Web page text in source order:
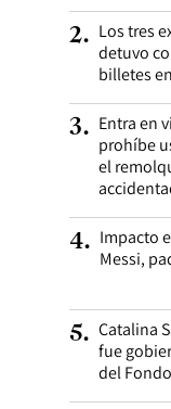
2. Los tres
detuvo
billetes
3. Entra en
prohíbe
el
4. Impacto
Messi,
5. Catalina
fue
del